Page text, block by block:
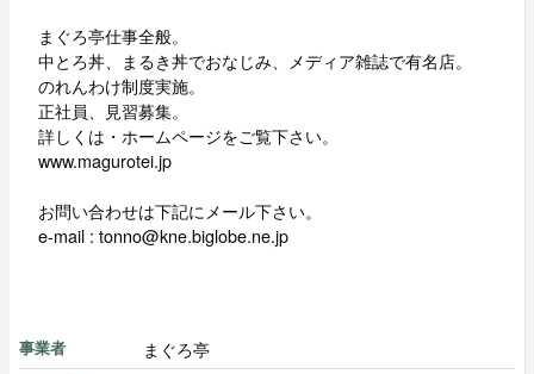
まぐろ亭仕事全般。
中とろ丼、まるき丼でおなじみ、メディア雑誌で有名店。
のれんわけ制度実施。
正社員、見習募集。
詳しくは・ホームページをご覧下さい。
www.magurotei.jp
お問い合わせは下記にメール下さい。
e-mail : tonno@kne.biglobe.ne.jp
事業者 まぐろ亭